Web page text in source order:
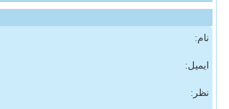
نام:
ایمیل:
نظر: